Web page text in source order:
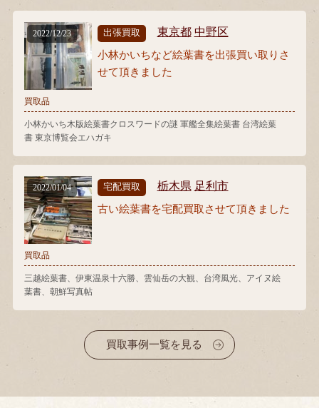
出張買取 東京都 中野区
小林かいちなど絵葉書を出張買い取りさ
せて頂きました
買取品
小林かいち木版絵葉書クロスワードの謎 軍艦全集絵葉書 台湾絵葉
書 東京博覧会エハガキ
2022/12/23
宅配買取 栃木県 足利市
古い絵葉書を宅配買取させて頂きました
買取品
三越絵葉書、伊東温泉十六勝、雲仙岳の大観、台湾風光、アイヌ絵
葉書、朝鮮写真帖
2022/01/04
買取事例一覧を見る